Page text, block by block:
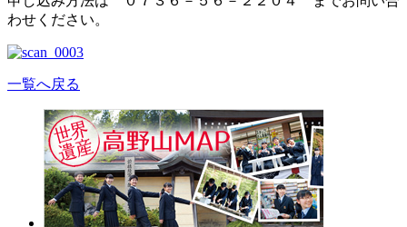
わせください。
一覧へ戻る